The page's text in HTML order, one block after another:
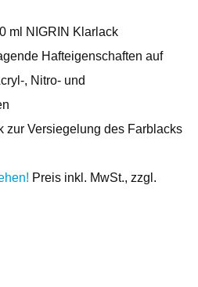
ml NIGRIN Klarlack
Hafteigenschaften auf
, Nitro- und
zur Versiegelung des Farblacks
Preis inkl. MwSt., zzgl.